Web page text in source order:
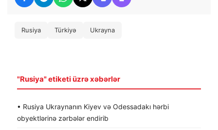
Rusiya Türkiyə Ukrayna
"Rusiya" etiketi üzrə xəbərlər
• Rusiya Ukraynanın Kiyev və Odessadakı hərbi
obyektlərinə zərbələr endirib